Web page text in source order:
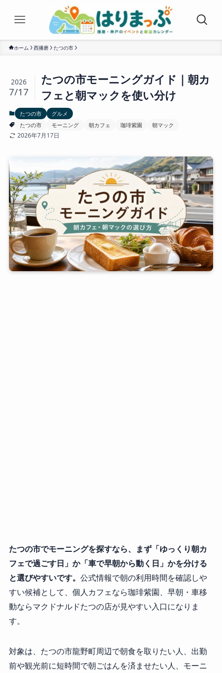
ホーム 西播磨 たつの市
たつの市モーニングガイド｜朝カ
フェと朝マックを使い分け
2026
7/17
たつの市
グルメ
たつの市
モーニング 朝カフェ 珈琲紫園 朝マック
2026年7月17日
たつの市でモーニングを探すなら、まず「ゆっくり朝カ
フェで過ごす日」か「車で早朝から動く日」かを分ける
と選びやすいです。 公式情報で朝の利用時間を確認しや
すい候補として、個人カフェなら珈琲紫園、早朝・車移
動ならマクドナルドたつの店が見やすい入口になりま
す。
対象は、たつの市龍野町周辺で朝食を取りたい人、出勤
前や観光前に短時間で朝ごはんを済ませたい人、モーニ